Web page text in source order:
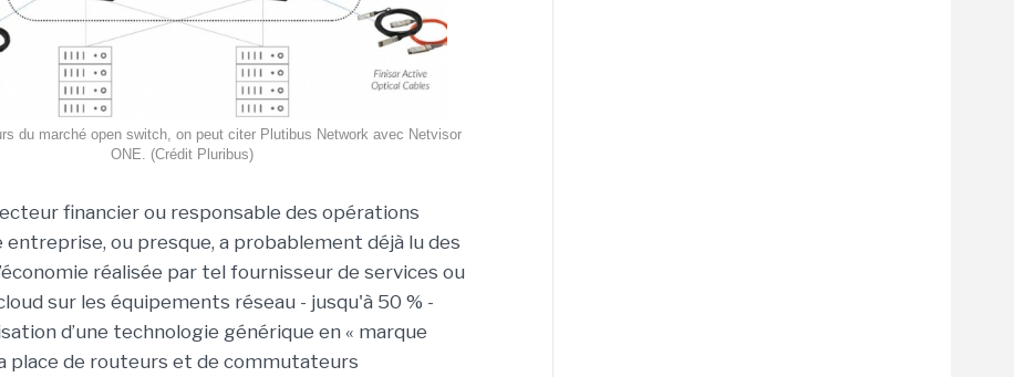
du marché open switch, on peut citer Plutibus Network avec Netvisor
ONE. (Crédit Pluribus)
financier ou responsable des opérations
entreprise, ou presque, a probablement déjà lu des
réalisée par tel fournisseur de services ou
sur les équipements réseau - jusqu'à 50 % -
d’une technologie générique en « marque
place de routeurs et de commutateurs